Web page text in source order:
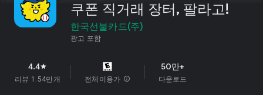
쿠폰 직거래 장터, 팔라고!
한국선불카드(주)
광고 포함
4.4star
리뷰 1.54만개 전체이용가 info
50만+
다운로드